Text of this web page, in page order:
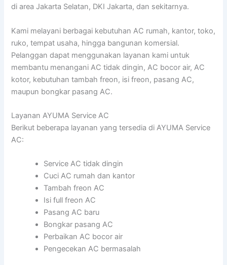
di area Jakarta Selatan, DKI Jakarta, dan sekitarnya.
Kami melayani berbagai kebutuhan AC rumah, kantor, toko,
ruko, tempat usaha, hingga bangunan komersial.
Pelanggan dapat menggunakan layanan kami untuk
membantu menangani AC tidak dingin, AC bocor air, AC
kotor, kebutuhan tambah freon, isi freon, pasang AC,
maupun bongkar pasang AC.
Layanan AYUMA Service AC
Berikut beberapa layanan yang tersedia di AYUMA Service
AC:
Service AC tidak dingin
Cuci AC rumah dan kantor
Tambah freon AC
Isi full freon AC
Pasang AC baru
Bongkar pasang AC
Perbaikan AC bocor air
Pengecekan AC bermasalah